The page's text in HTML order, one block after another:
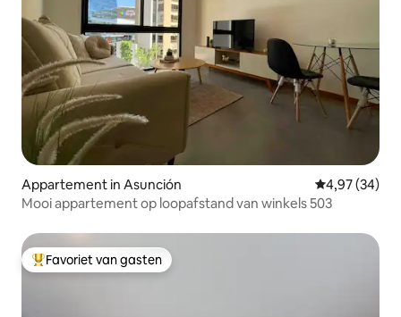
Appartement in Asunción Gemiddelde
4,97 (34)
Mooi appartement op loopafstand van winkels 503
Topfavoriet van gasten
Favoriet van gasten